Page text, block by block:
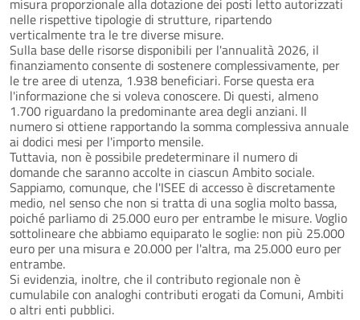
nelle rispettive tipologie di strutture, ripartendo
verticalmente tra le tre diverse misure.
Sulla base delle risorse disponibili per l'annualità 2026, il
finanziamento consente di sostenere complessivamente, per
le tre aree di utenza, 1.938 beneficiari. Forse questa era
l'informazione che si voleva conoscere. Di questi, almeno
1.700 riguardano la predominante area degli anziani. Il
numero si ottiene rapportando la somma complessiva annuale
ai dodici mesi per l'importo mensile.
Tuttavia, non è possibile predeterminare il numero di
domande che saranno accolte in ciascun Ambito sociale.
Sappiamo, comunque, che l'ISEE di accesso è discretamente
medio, nel senso che non si tratta di una soglia molto bassa,
poiché parliamo di 25.000 euro per entrambe le misure. Voglio
sottolineare che abbiamo equiparato le soglie: non più 25.000
euro per una misura e 20.000 per l'altra, ma 25.000 euro per
entrambe.
Si evidenzia, inoltre, che il contributo regionale non è
cumulabile con analoghi contributi erogati da Comuni, Ambiti
o altri enti pubblici.